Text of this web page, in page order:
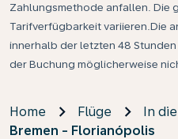
Zahlungsmethode anfallen. Die
Tarifverfügbarkeit variieren.Die
innerhalb der letzten 48
der Buchung möglicherweise
Home Flüge
In
Bremen - Florianópolis